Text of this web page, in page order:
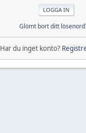
Glömt bort ditt
Har du inget konto?